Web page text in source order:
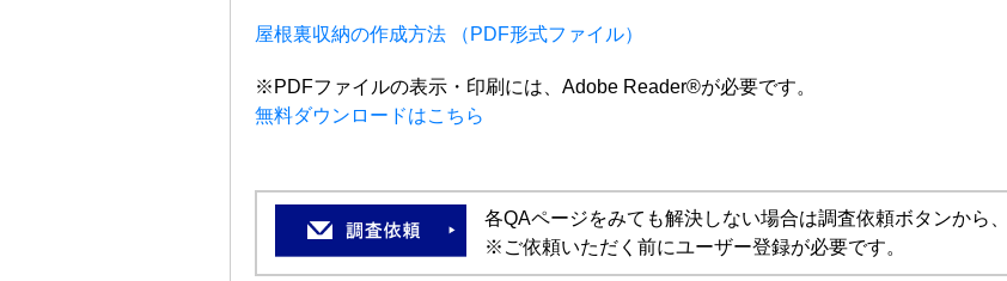
屋根裏収納の作成方法 （PDF形式ファイル）
※PDFファイルの表示・印刷には、Adobe Reader®が必要です。
無料ダウンロードはこちら
各QAページをみても解決しない場合は調査依頼ボタンから
※ご依頼いただく前にユーザー登録が必要です。